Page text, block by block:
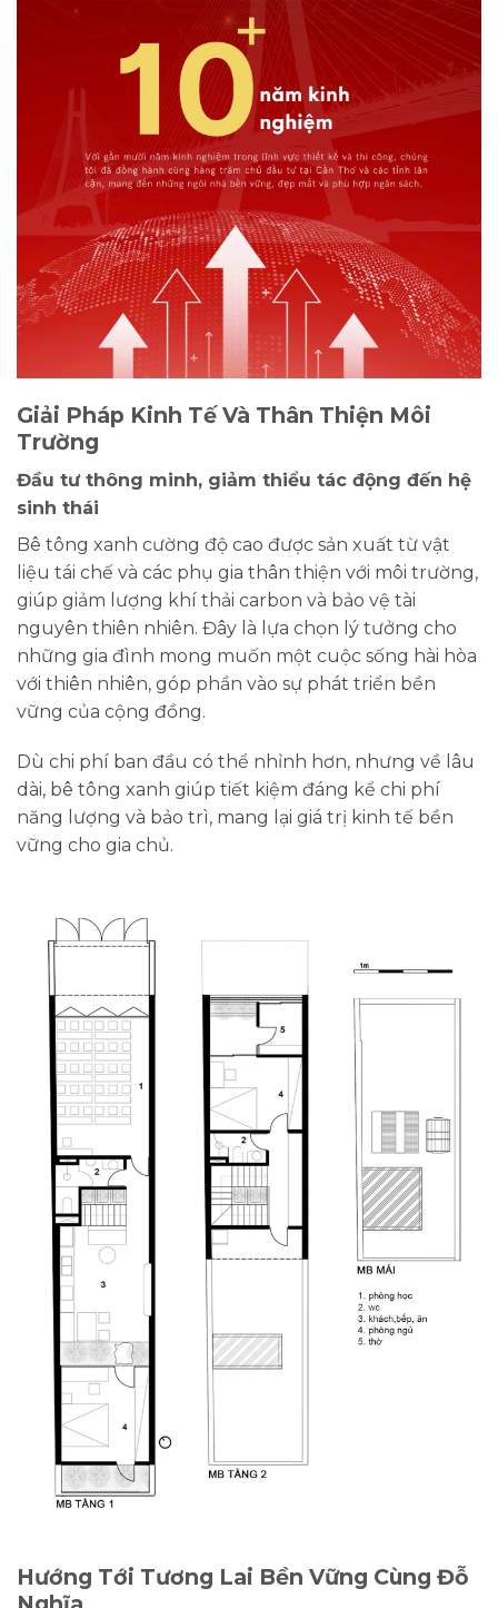
Giải Pháp Kinh Tế Và Thân Thiện Môi
Trường
Đầu tư thông minh, giảm thiểu tác động đến hệ
sinh thái
Bê tông xanh cường độ cao được sản xuất từ vật
liệu tái chế và các phụ gia thân thiện với môi trường,
giúp giảm lượng khí thải carbon và bảo vệ tài
nguyên thiên nhiên. Đây là lựa chọn lý tưởng cho
những gia đình mong muốn một cuộc sống hài hòa
với thiên nhiên, góp phần vào sự phát triển bền
vững của cộng đồng.
Dù chi phí ban đầu có thể nhỉnh hơn, nhưng về lâu
dài, bê tông xanh giúp tiết kiệm đáng kể chi phí
năng lượng và bảo trì, mang lại giá trị kinh tế bền
vững cho gia chủ.
Hướng Tới Tương Lai Bền Vững Cùng Đỗ